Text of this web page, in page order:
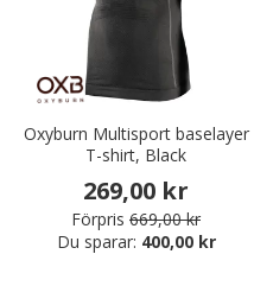
Oxyburn Multisport baselayer
T-shirt, Black
269,00 kr
Förpris 669,00 kr
Du sparar: 400,00 kr